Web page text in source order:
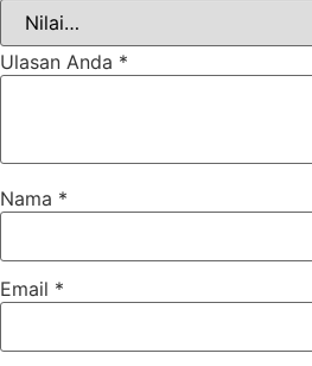
Ulasan Anda *
Nama *
Email *